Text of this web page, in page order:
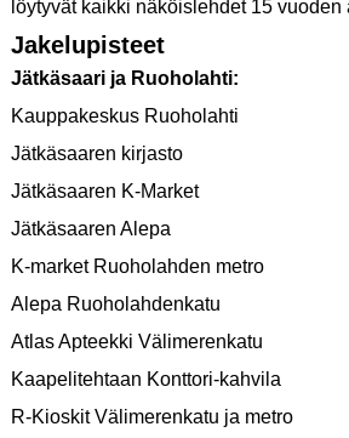
löytyvät kaikki näköislehdet 15 vuoden
Jakelupisteet
Jätkäsaari ja Ruoholahti:
Kauppakeskus Ruoholahti
Jätkäsaaren kirjasto
Jätkäsaaren K-Market
Jätkäsaaren Alepa
K-market Ruoholahden metro
Alepa Ruoholahdenkatu
Atlas Apteekki Välimerenkatu
Kaapelitehtaan Konttori-kahvila
R-Kioskit Välimerenkatu ja metro